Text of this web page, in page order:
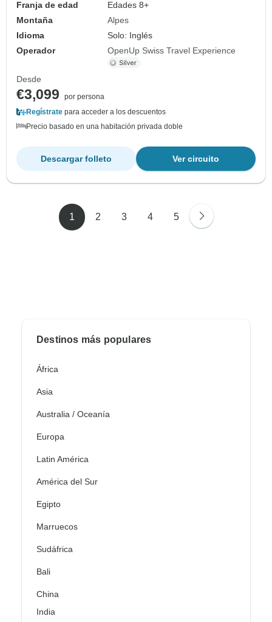
Franja de edad
Edades 8+
Montaña
Alpes
Idioma
Solo: Inglés
Operador
OpenUp Swiss Travel Experience
Desde
€3,099
por persona
Regístrate para acceder a los descuentos
Precio basado en una habitación privada doble
Ver circuito
Descargar folleto
1 2 3 4 5
Destinos más populares
África
Asia
Australia / Oceanía
Europa
Latin América
América del Sur
Egipto
Marruecos
Sudáfrica
Bali
China
India